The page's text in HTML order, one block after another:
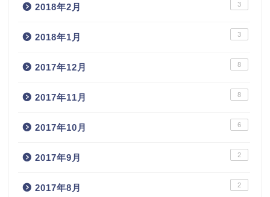
2018年2月 3
2018年1月 3
2017年12月 8
2017年11月 8
2017年10月 6
2017年9月 2
2017年8月 2